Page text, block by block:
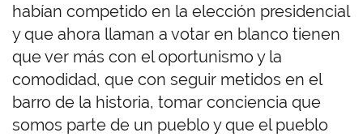
habían competido en la elección presidencial
y que ahora llaman a votar en blanco tienen
que ver más con el oportunismo y la
comodidad, que con seguir metidos en el
barro de la historia, tomar conciencia que
somos parte de un pueblo y que el pueblo